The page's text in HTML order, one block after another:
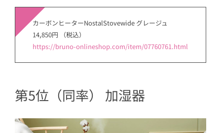
カーボンヒーターNostalStovewide グレージュ
14,850円 （税込）
https://bruno-onlineshop.com/item/07760761.html
第5位（同率） 加湿器